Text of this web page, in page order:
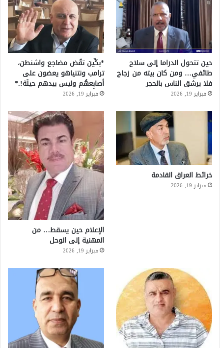
حين تتحول الدراما إلى سلاح
طائفي… ومن كان بيته من زجاج
فلا يرشق الناس بالحجر
فبراير 19, 2026
*بكِّين تقُض مضاجع واشنطن،
ترامب ونتنياهو يعضون على
أصابِعهُم وليس بيدهم حيلَة!.*
فبراير 19, 2026
خرائط العراق القادمة
فبراير 19, 2026
الإعلام حين يسقط… من
المهنية إلى الوحل
فبراير 19, 2026